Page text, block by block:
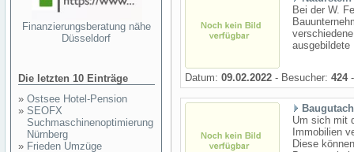
Finanzierungsberatung nähe
Düsseldorf
Die letzten 10 Einträge
» Ostsee Hotel-Pension
» SEOFX
Suchmaschinenoptimierung
Nürnberg
» Frieden Umzüge
Bei der W.
ausgebildete
Datum: 09.02.2022 - Besucher: 424-
Um sich mit
Immobilien
Diese